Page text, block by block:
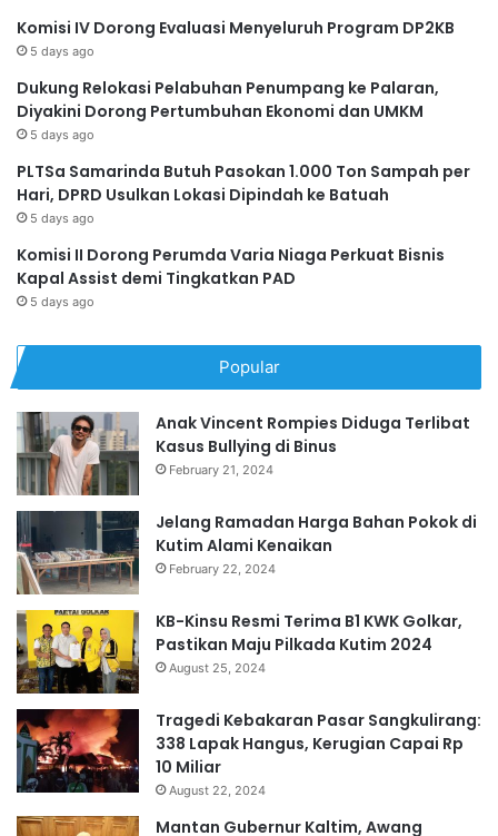
Komisi IV Dorong Evaluasi Menyeluruh Program DP2KB
5 days ago
Dukung Relokasi Pelabuhan Penumpang ke Palaran,
Diyakini Dorong Pertumbuhan Ekonomi dan UMKM
5 days ago
PLTSa Samarinda Butuh Pasokan 1.000 Ton Sampah per
Hari, DPRD Usulkan Lokasi Dipindah ke Batuah
5 days ago
Komisi II Dorong Perumda Varia Niaga Perkuat Bisnis
Kapal Assist demi Tingkatkan PAD
5 days ago
Popular
Anak Vincent Rompies Diduga Terlibat
Kasus Bullying di Binus
February 21, 2024
Jelang Ramadan Harga Bahan Pokok di
Kutim Alami Kenaikan
February 22, 2024
KB-Kinsu Resmi Terima B1 KWK Golkar,
Pastikan Maju Pilkada Kutim 2024
August 25, 2024
Tragedi Kebakaran Pasar Sangkulirang:
338 Lapak Hangus, Kerugian Capai Rp
10 Miliar
August 22, 2024
Mantan Gubernur Kaltim, Awang